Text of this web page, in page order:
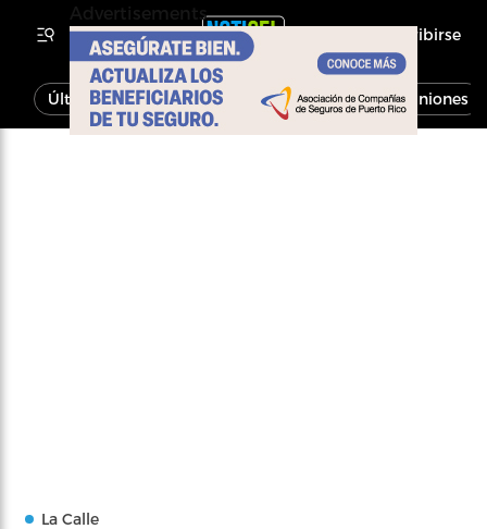
Inscribirse
Última Hora Noticias Economía Opiniones
La Calle
Advertisements